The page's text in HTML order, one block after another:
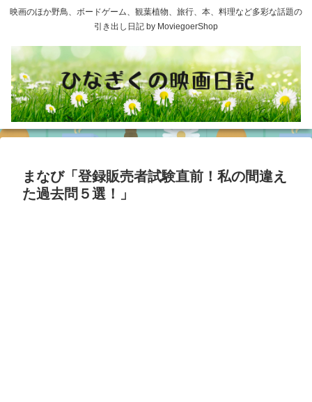
映画のほか野鳥、ボードゲーム、観葉植物、旅行、本、料理など多彩な話題の
引き出し日記 by MoviegoerShop
まなび「登録販売者試験直前！私の間違え
た過去問５選！」